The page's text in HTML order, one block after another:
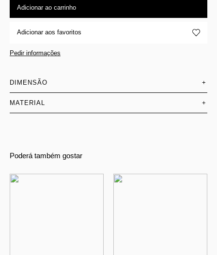
Adicionar ao carrinho
Adicionar aos favoritos
Pedir informações
DIMENSÃO +
MATERIAL +
Poderá também gostar